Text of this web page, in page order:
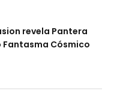
revela Pantera
Cósmico